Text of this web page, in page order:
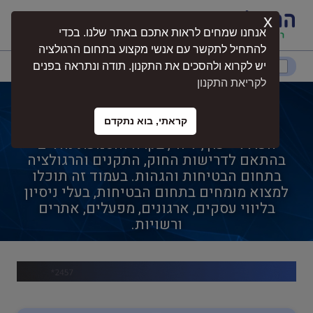
דרום המרכז ירושלים צפון
קצין בטיחות בתעבורה
קצין בטיחות בתעבורה הוא תחום מקצועי
הכולל ייעוץ, ליווי, בקרה והטמעת נהלים
בהתאם לדרישות החוק, התקנים והרגולציה
בתחום הבטיחות והגהות. בעמוד זה תוכלו
למצוא מומחים בתחום הבטיחות, בעלי ניסיון
בליווי עסקים, ארגונים, מפעלים, אתרים
ורשויות.
חקלאות
בטיחות
אנחנו שמחים לראות אתכם באתר שלנו. בכדי
להתחיל לתקשר עם אנשי מקצוע בתחום הרגולציה
יש לקרוא ולהסכים את התקנון. תודה ונתראה בפנים
לקריאת התקנון
קראתי, בוא נתקדם
x